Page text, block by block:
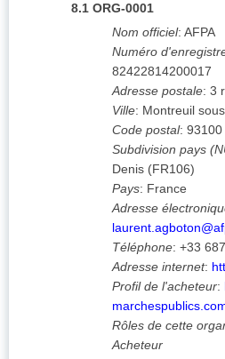
8.1 ORG-0001
Nom officiel: AFPA
Numéro
82422814200017
Adresse postale: 3
Ville: Montreuil
Code postal: 93100
Subdivision pays
Denis (FR106)
Pays: France
Adresse
Téléphone: +33
Adresse internet:
Profil de l'acheteur:
Rôles de cette
Acheteur